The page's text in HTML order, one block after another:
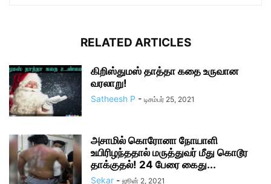
RELATED ARTICLES
கிறிஸ்துமஸ் தாத்தா கதை உருவான
வரலாறு!
Satheesh P - டிசம்பர் 25, 2021
அசாமில் கொரோனா நோயாளி
உயிரிழந்ததால் மருத்துவர் மீது கொடூர
தாக்குதல்! 24 பேரை கைது...
Sekar - ஜூன் 2, 2021